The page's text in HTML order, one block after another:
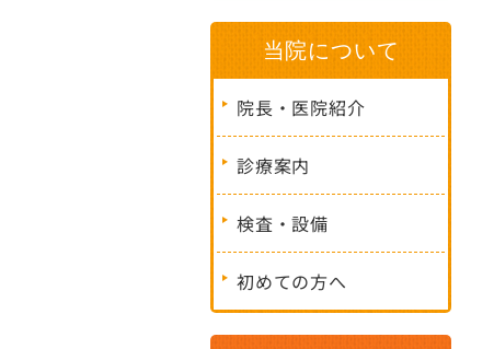
当院について
院長・医院紹介
診療案内
検査・設備
初めての方へ